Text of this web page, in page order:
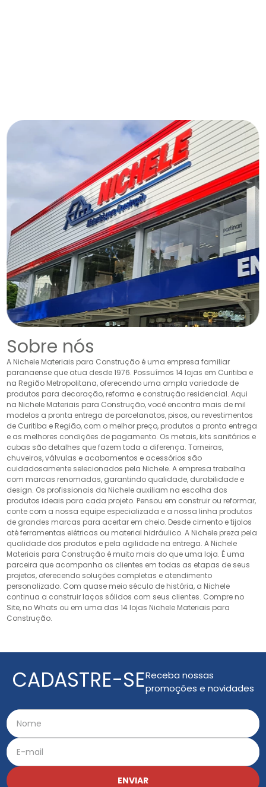
Sobre nós
A Nichele Materiais para Construção é uma empresa familiar
paranaense que atua desde 1976. Possuímos 14 lojas em Curitiba e
na Região Metropolitana, oferecendo uma ampla variedade de
produtos para decoração, reforma e construção residencial. Aqui
na Nichele Materiais para Construção, você encontra mais de mil
modelos a pronta entrega de porcelanatos, pisos, ou revestimentos
de Curitiba e Região, com o melhor preço, produtos a pronta entrega
e as melhores condições de pagamento. Os metais, kits sanitários e
cubas são detalhes que fazem toda a diferença. Torneiras,
chuveiros, válvulas e acabamentos e acessórios são
cuidadosamente selecionados pela Nichele. A empresa trabalha
com marcas renomadas, garantindo qualidade, durabilidade e
design. Os profissionais da Nichele auxiliam na escolha dos
produtos ideais para cada projeto. Pensou em construir ou reformar,
conte com a nossa equipe especializada e a nossa linha produtos
de grandes marcas para acertar em cheio. Desde cimento e tijolos
até ferramentas elétricas ou material hidráulico. A Nichele preza pela
qualidade dos produtos e pela agilidade na entrega. A Nichele
Materiais para Construção é muito mais do que uma loja. É uma
parceira que acompanha os clientes em todas as etapas de seus
projetos, oferecendo soluções completas e atendimento
personalizado. Com quase meio século de história, a Nichele
continua a construir laços sólidos com seus clientes. Compre no
Site, no Whats ou em uma das 14 lojas Nichele Materiais para
Construção.
CADASTRE-SEReceba nossas
promoções e novidades
ENVIAR